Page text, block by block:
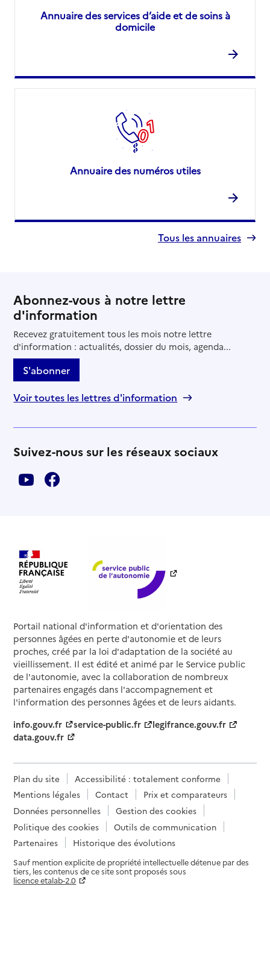
Annuaire des services d’aide et de soins à
domicile
Annuaire des numéros utiles
Tous les annuaires
Abonnez-vous à notre lettre
d'information
Recevez gratuitement tous les mois notre lettre
d'information : actualités, dossier du mois, agenda...
S'abonner
Voir toutes les lettres d'information
Suivez-nous sur les réseaux sociaux
Portail national d'information et d'orientation des
personnes âgées en perte d'autonomie et de leurs
proches, créé par la loi d'adaptation de la société au
vieillissement. Il est édité et animé par le Service public
de l'autonomie, avec la collaboration de nombreux
partenaires engagés dans l'accompagnement et
l'information des personnes âgées et de leurs aidants.
info.gouv.fr
service-public.fr
legifrance.gouv.fr
data.gouv.fr
Plan du site
Accessibilité : totalement conforme
Mentions légales
Contact
Prix et comparateurs
Données personnelles
Gestion des cookies
Politique des cookies
Outils de communication
Partenaires
Historique des évolutions
Sauf mention explicite de propriété intellectuelle détenue par des
tiers, les contenus de ce site sont proposés sous
licence etalab-2.0